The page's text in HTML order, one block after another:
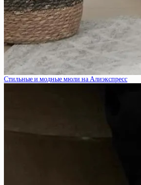
Стильные и модные мюли на Алиэкспресс